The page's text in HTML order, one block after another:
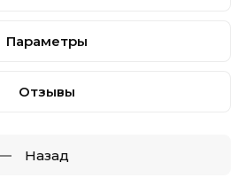
Параметры
Отзывы
Назад